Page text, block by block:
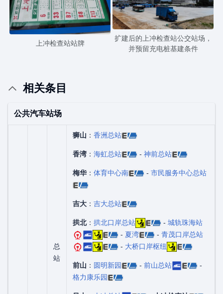
上冲检查站站牌
扩建后的上冲检查站公交站场，
并预留充电桩基建条件
相关条目
公共汽车站场
总
站
狮山 ： 香洲总站
香湾 ： 海虹总站 - 神前总站
梅华： 体育中心南 - 市民服务中心总站
吉大 ： 吉大总站
拱北： 拱北口岸总站 - 城轨珠海站
- 夏湾 - 青茂口岸总站
- 大桥口岸枢纽
前山 ： 圆明新园 - 前山总站
-
格力康乐园